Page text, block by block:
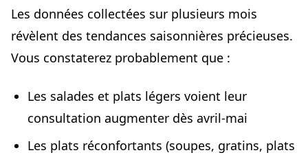
Les données collectées sur plusieurs mois
révèlent des tendances saisonnières précieuses.
Vous constaterez probablement que :
Les salades et plats légers voient leur
consultation augmenter dès avril-mai
Les plats réconfortants (soupes, gratins, plats